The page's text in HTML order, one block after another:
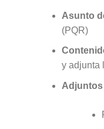
Asunto
(PQR)
y adjunta